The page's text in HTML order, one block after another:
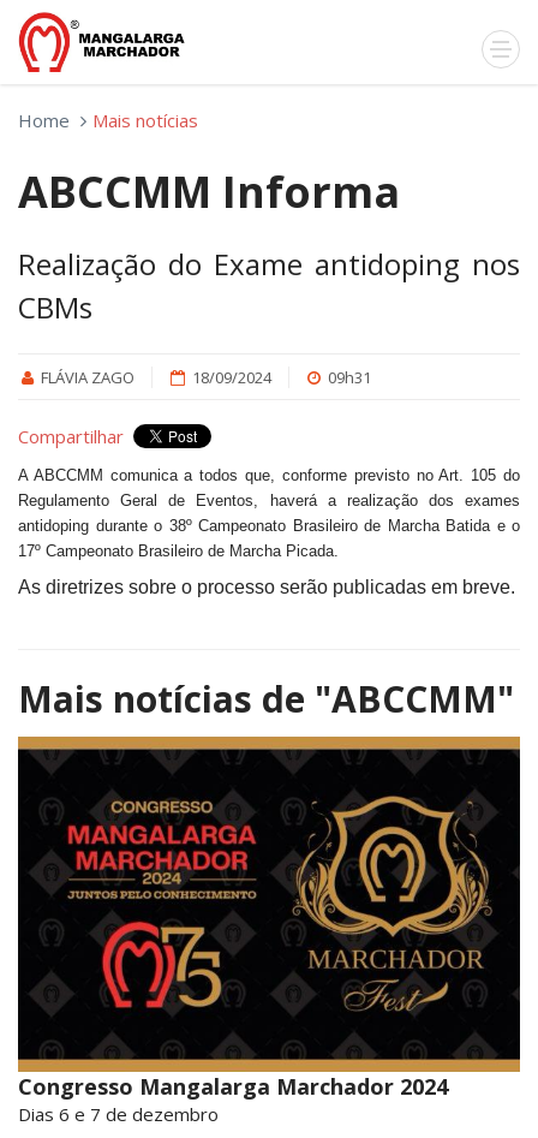
Home Mais notícias
ABCCMM Informa
Realização do Exame antidoping nos
CBMs
FLÁVIA ZAGO 18/09/2024 09h31
Compartilhar
A ABCCMM comunica a todos que, conforme previsto no Art. 105 do
Regulamento Geral de Eventos, haverá a realização dos exames
antidoping durante o 38º Campeonato Brasileiro de Marcha Batida e o
17º Campeonato Brasileiro de Marcha Picada.
As diretrizes sobre o processo serão publicadas em breve.
Mais notícias de "ABCCMM"
Congresso Mangalarga Marchador 2024
Dias 6 e 7 de dezembro